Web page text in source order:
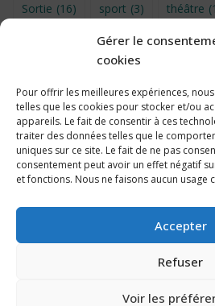
Gérer le
cookies
Pour offrir les meilleures expériences,
telles que les cookies pour stocker et/ou
appareils. Le fait de consentir à ces
traiter des données telles que le
uniques sur ce site. Le fait de ne pas
consentement peut avoir un effet négatif
et fonctions. Nous ne faisons aucun usage
Accepter
Refuser
Voir les
Sortie (16) sport (3) théâtre
UNSS (9) upe2a (7)
Voyage en provence
Voyage à Bruxelles 2024 (4)
éco-délégués (7)
Politique de